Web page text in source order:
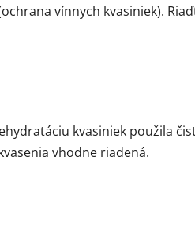
vínnych kvasiniek).
kvasiniek použila
vhodne riadená.